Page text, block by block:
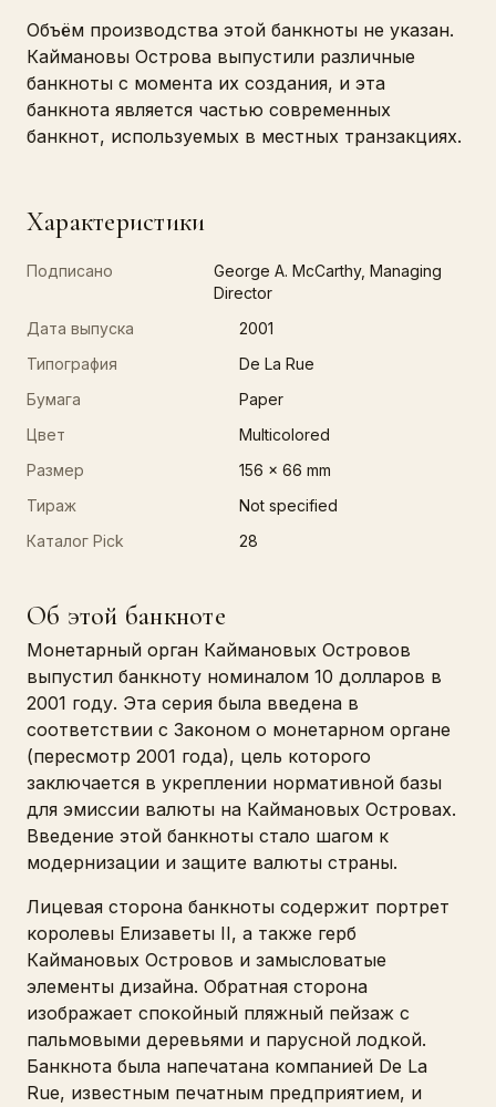
Объём производства этой банкноты не указан.
Каймановы Острова выпустили различные
банкноты с момента их создания, и эта
банкнота является частью современных
банкнот, используемых в местных транзакциях.
Характеристики
Подписано
George A. McCarthy, Managing
Director
Дата выпуска
2001
Типография
De La Rue
Бумага
Paper
Цвет
Multicolored
Размер
156 x 66 mm
Тираж
Not specified
Каталог Pick
28
Об этой банкноте
Монетарный орган Каймановых Островов
выпустил банкноту номиналом 10 долларов в
2001 году. Эта серия была введена в
соответствии с Законом о монетарном органе
(пересмотр 2001 года), цель которого
заключается в укреплении нормативной базы
для эмиссии валюты на Каймановых Островах.
Введение этой банкноты стало шагом к
модернизации и защите валюты страны.
Лицевая сторона банкноты содержит портрет
королевы Елизаветы II, а также герб
Каймановых Островов и замысловатые
элементы дизайна. Обратная сторона
изображает спокойный пляжный пейзаж с
пальмовыми деревьями и парусной лодкой.
Банкнота была напечатана компанией De La
Rue, известным печатным предприятием, и